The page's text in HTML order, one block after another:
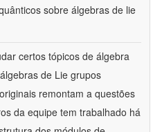
sobre álgebras de lie
certos tópicos de álgebra
de Lie grupos
remontam a questões
da equipe tem trabalhado há